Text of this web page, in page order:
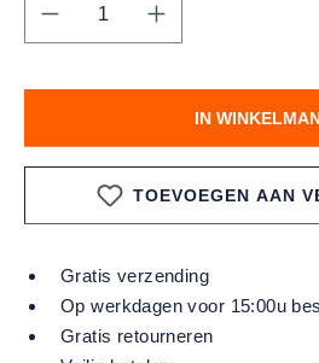
IN
TOEVOEGEN AAN
Gratis verzending
Op werkdagen voor 15:00u
Gratis retourneren